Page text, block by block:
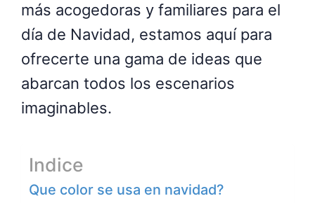
más acogedoras y familiares para el
día de Navidad, estamos aquí para
ofrecerte una gama de ideas que
abarcan todos los escenarios
imaginables.
Indice
Que color se usa en navidad?